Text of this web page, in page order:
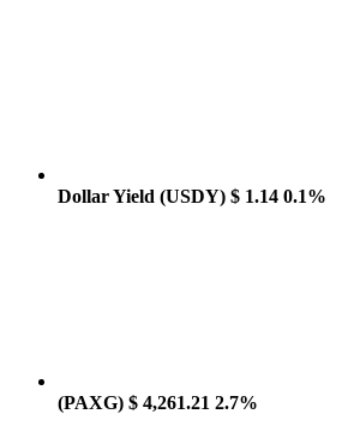
Dollar Yield (USDY) $ 1.14 0.1%
(PAXG) $ 4,261.21 2.7%